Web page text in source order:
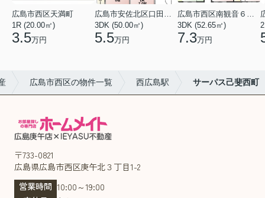
広島市西区天満町
1R (20.00㎡)
3.5万円
広島市安佐北区口田１丁目
3DK (50.00㎡)
5.5万円
広島市西区南観音６丁目
3DK (52.65㎡)
7.3万円
広島市西区の物件一覧 西広島駅 サーパス己斐西町
〒733-0821
広島県広島市西区庚午北３丁目1-2
営業時間 10:00～19:00